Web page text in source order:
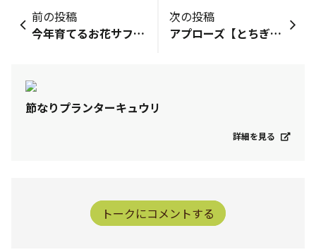
節なりプランターキュウリ
詳細を見る
前の投稿
今年育てるお花サフィニアアート全9品種ももいろハート小梅ちゃんいちごシェイクあずきフラッペブルーモーメントるりいろ風ぐるまとらネココーラルチークさくらこサフィニアプレミアムブルーホワイトサフィニアプチあずきもこもこボンザマーガレットレモンイエロー3株（サンフラさんからの代品）ピンクレモネード（リベンジ）アズーロコンパクトウルトラマリンブルーウィズアイスノーホワイトスノーこれからお迎え予定の本気野菜純あまミニトマトもう一つこいあじ中玉美味豊作中玉強健豊作甘小玉（リベンジ）たくさん中長ナス若穫りグリーンホルン又はライムホルンお花は今日植付け予定です🎶
次の投稿
​アプローズ​【とちぎ花センター】で昨日から5/6まで青いバラの自然交配に成功した小林森治さんの企画展が開催されているらしくそのつながりで、SUNTORY FLOWERSのアプローズの展示があるそうですとちぎ花センター、ずっと行ってみたくて今なら【ヒスイカズラ ごり推し展】もやってるみたいです。こりゃ激アツだ〜
トークにコメントする